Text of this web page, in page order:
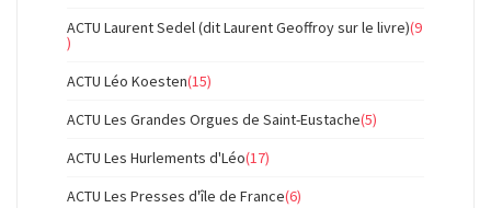
ACTU Laurent Sedel (dit Laurent Geoffroy sur le livre)(9
)
ACTU Léo Koesten(15)
ACTU Les Grandes Orgues de Saint-Eustache(5)
ACTU Les Hurlements d'Léo(17)
ACTU Les Presses d'île de France(6)